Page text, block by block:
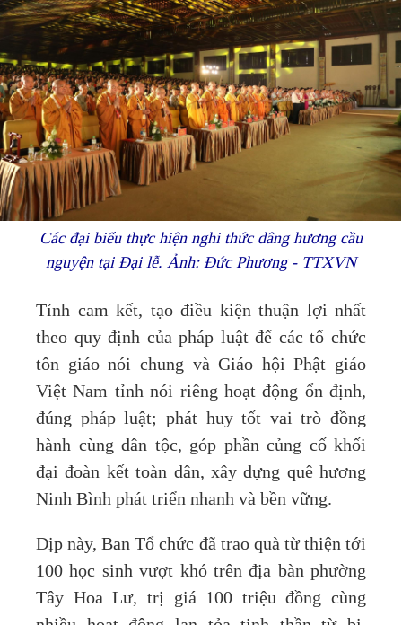
Các đại biểu thực hiện nghi thức dâng hương cầu
nguyện tại Đại lễ. Ảnh: Đức Phương - TTXVN
Tỉnh cam kết, tạo điều kiện thuận lợi nhất
theo quy định của pháp luật để các tổ chức
tôn giáo nói chung và Giáo hội Phật giáo
Việt Nam tỉnh nói riêng hoạt động ổn định,
đúng pháp luật; phát huy tốt vai trò đồng
hành cùng dân tộc, góp phần củng cố khối
đại đoàn kết toàn dân, xây dựng quê hương
Ninh Bình phát triển nhanh và bền vững.
Dịp này, Ban Tổ chức đã trao quà từ thiện tới
100 học sinh vượt khó trên địa bàn phường
Tây Hoa Lư, trị giá 100 triệu đồng cùng